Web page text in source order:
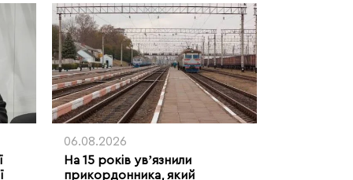
06.08.2026
На 15 років увʼязнили
прикордонника, який